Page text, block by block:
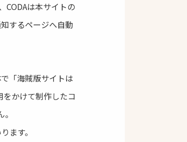
は本サイトの
するページへ自動
「海賊版サイトは
かけて制作したコ
ます。